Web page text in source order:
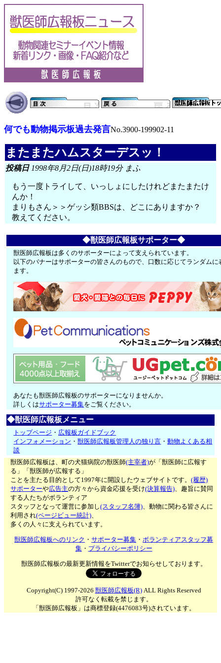
何でも動物掲示板過去発言No.3900-199902-11
またまたハムスターデスッ！
投稿日1998年8月2日(日)18時19分 まふ
もう一度トライして、いっしょにしたけれどまたまたけ
んか！
まりもさん＞＞ゲッシ類BBSは、どこにありますか？
教えてください。
◆獣医師広報板サポーター◆
獣医師広報板は多くのサポーターによって支えられています。
以下のバナーはサポーターの皆さんのもので、口数に応じてランダムに
ます。
あなたも獣医師広報板のサポーターになりませんか。
詳しくはサポーター募集をご覧ください。
◆獣医師広報板メニュー
トップページ ・ 広報板ガイドブック
インフォメーション ・獣医師広報板管理人の独り言 ・動物よくある相
談
獣医師広報板は、町の犬猫病院の獣医師(主宰者)が「獣医師に広報す
る」「獣医師が広報する」
ことを主たる目的として1997年に開設したウェブサイトです。(履歴)
サポーターや広告主の方々から資金応援を受け(決算報告)、趣旨に賛同
する人たちがボランティア
スタッフとなって運営に参加し(スタッフ名簿)、動物に関わる皆さんに
利用され(ページビュー統計)、
多くの人々に支えられています。
獣医師広報板へのリンク ・サポーター募集 ・ボランティアスタッフ募
集・ プライバシーポリシー
獣医師広報板の最新更新情報をTwitterでお知らせしております。
Copyright(C) 1997-2026 獣医師広報板(R)ALL Rights Reserved
許可なく転載を禁じます。
「獣医師広報板」は商標登録(4476083号)されています。